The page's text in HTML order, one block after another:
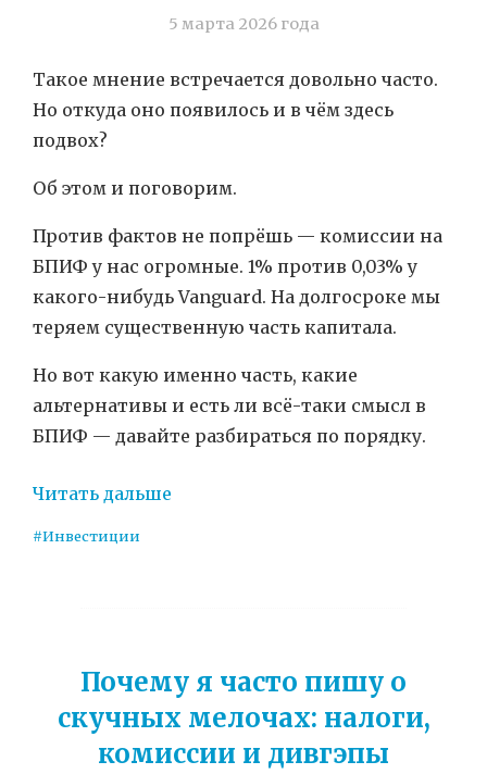
5 марта 2026 года
Такое мнение встречается довольно часто.
Но откуда оно появилось и в чём здесь
подвох?
Об этом и поговорим.
Против фактов не попрёшь — комиссии на
БПИФ у нас огромные. 1% против 0,03% у
какого-нибудь Vanguard. На долгосроке мы
теряем существенную часть капитала.
Но вот какую именно часть, какие
альтернативы и есть ли всё-таки смысл в
БПИФ — давайте разбираться по порядку.
Читать дальше
#Инвестиции
Почему я часто пишу о
скучных мелочах: налоги,
комиссии и дивгэпы